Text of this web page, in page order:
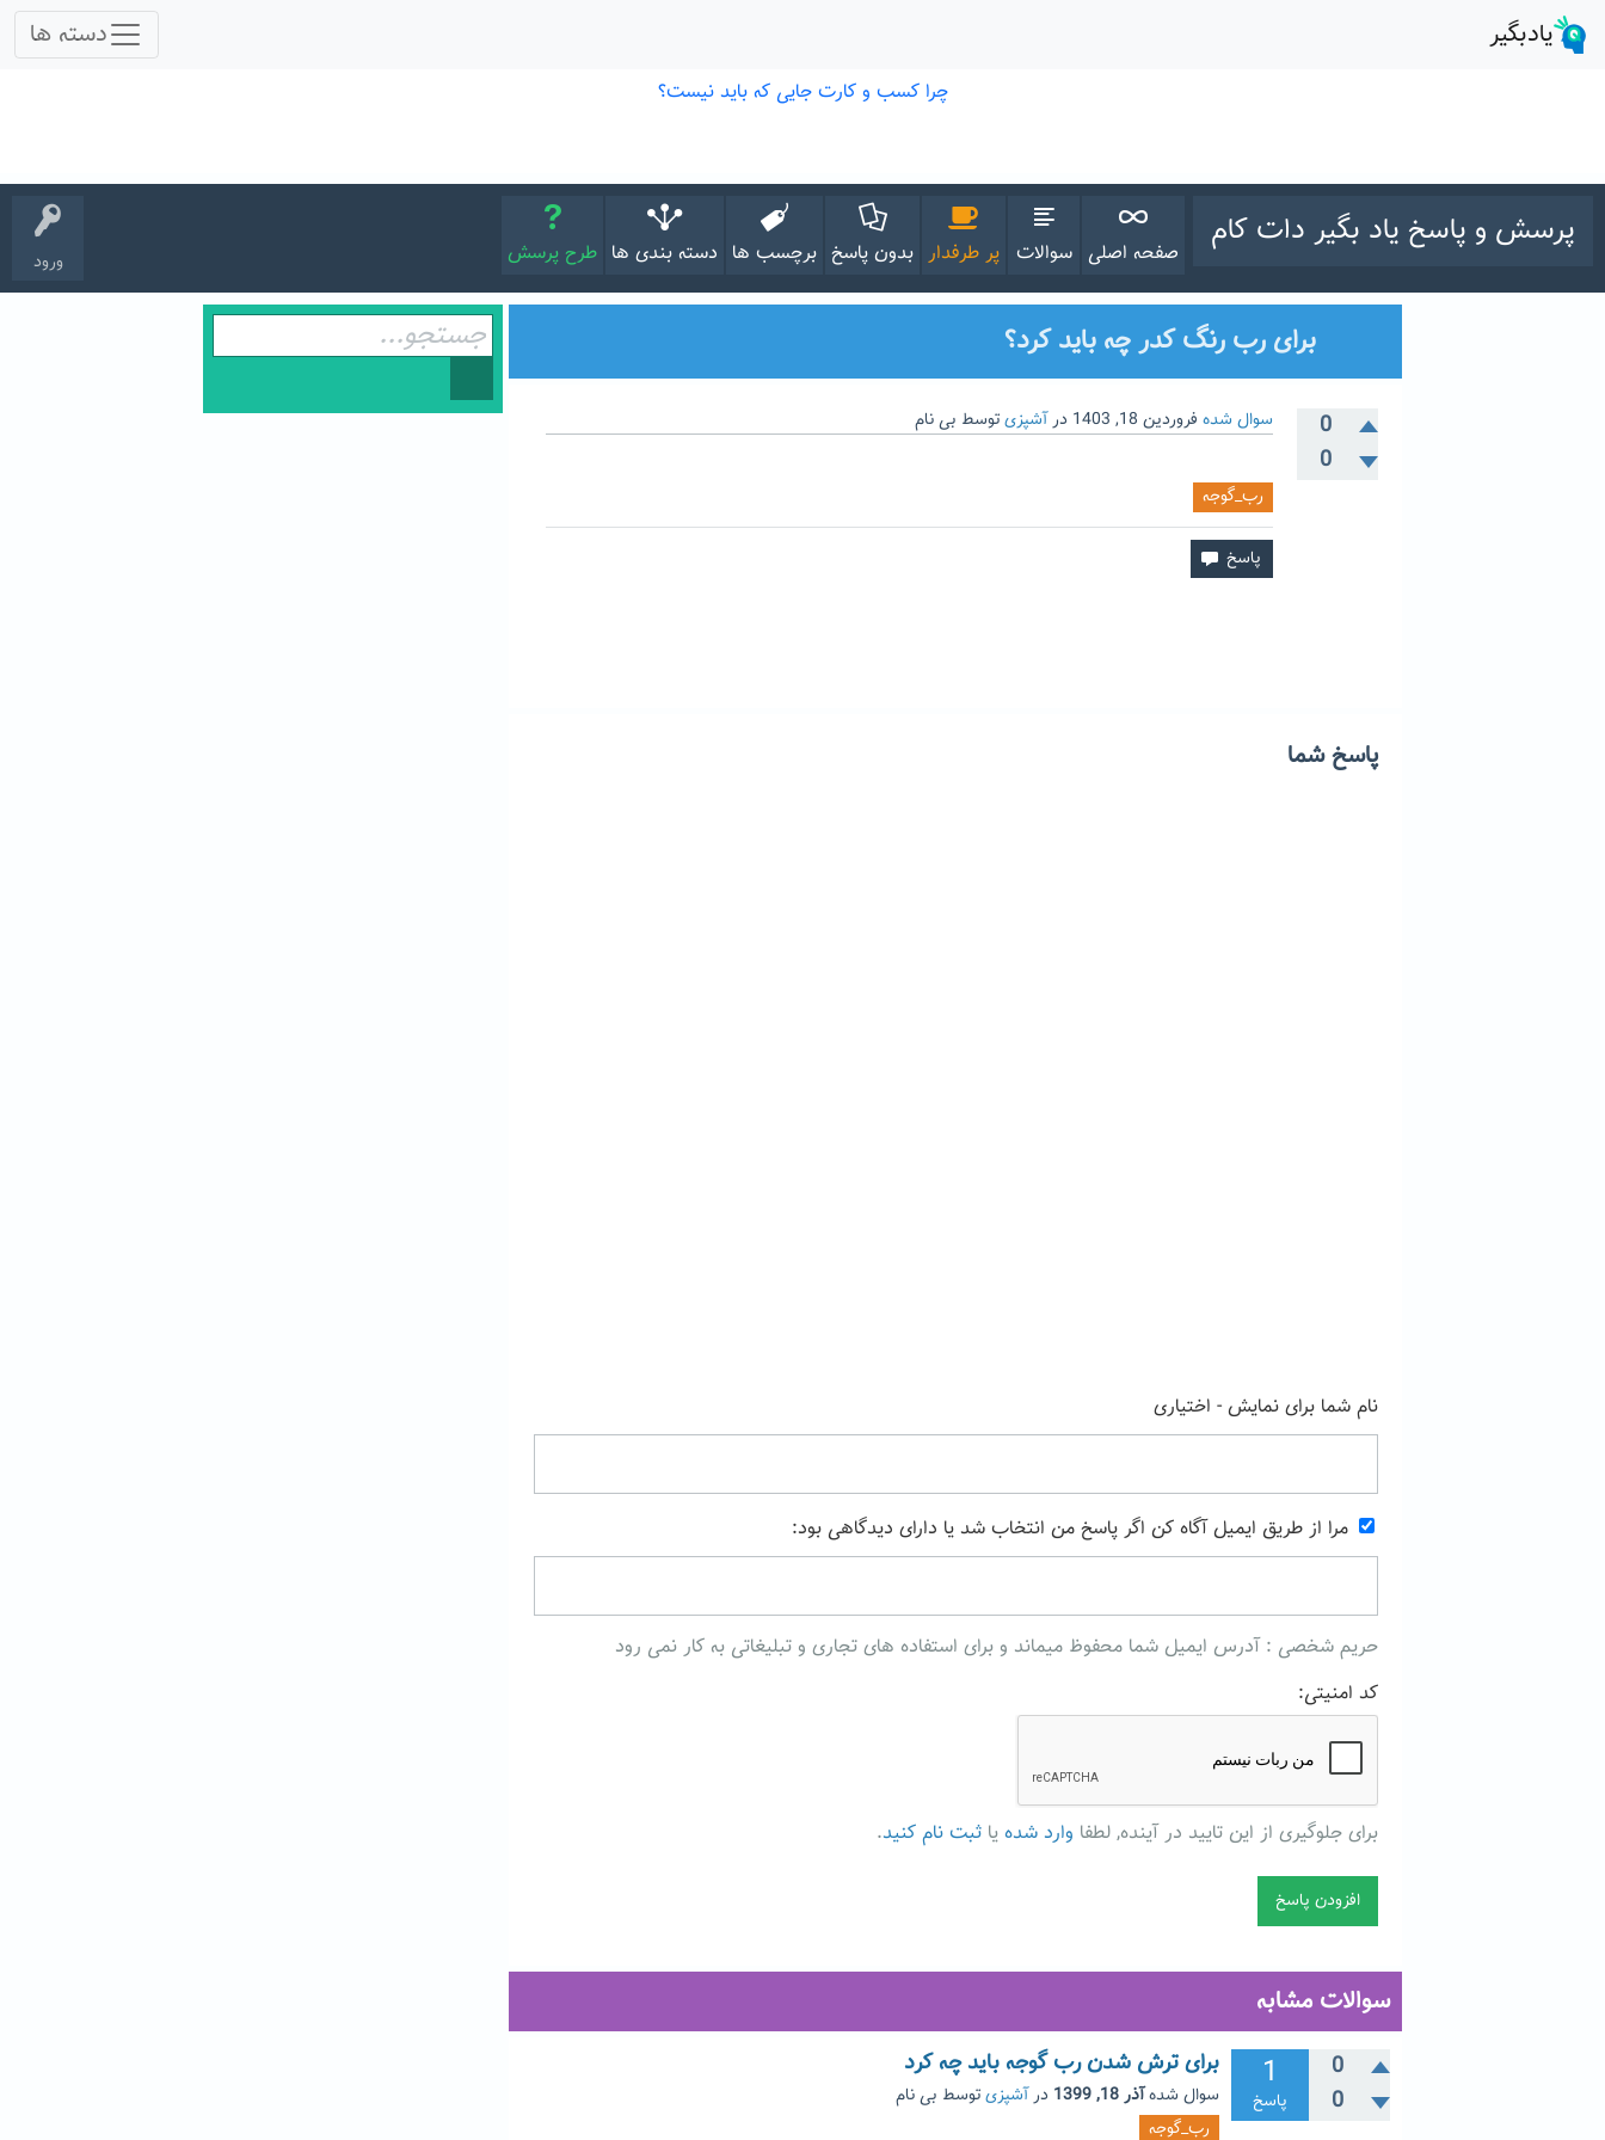
ورود
پرسش و پاسخ یاد بگیر دات کام
صفحه اصلی سوالات پر طرفدار بدون پاسخ برچسب ها دسته بندی ها طرح پرسش
برای رب رنگ کدر چه باید کرد؟
0
0
سوال شده فروردین 18, 1403 درآشپزیتوسط بی نام
رب_گوجه
پاسخ شما
نام شما برای نمایش - اختیاری
مرا از طریق ایمیل آگاه کن اگر پاسخ من انتخاب شد یا دارای دیدگاهی بود:
حریم شخصی : آدرس ایمیل شما محفوظ میماند و برای استفاده های تجاری و تبلیغاتی به کار نمی رود
کد امنیتی:
برای جلوگیری از این تایید در آینده, لطفا وارد شده یا ثبت نام کنید.
سوالات مشابه
0
0
1
پاسخ
برای ترش شدن رب گوجه باید چه کرد
سوال شدهآذر 18, 1399 درآشپزیتوسط بی نام
رب_گوجه